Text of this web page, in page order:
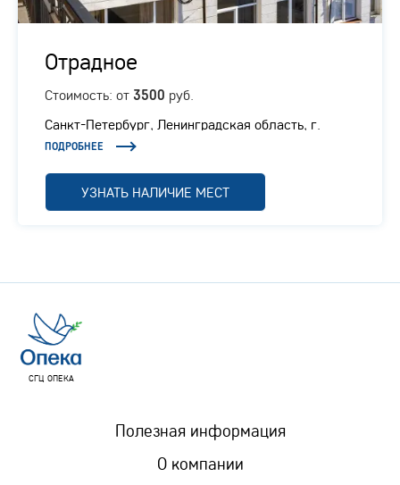
Отрадное
Стоимость: от 3500 руб.
Санкт-Петербург, Ленинградская область, г.
Отрадное, Ленинградское шоссе, 1/1
ПОДРОБНЕЕ
УЗНАТЬ НАЛИЧИЕ МЕСТ
СГЦ ОПЕКА
Полезная информация
О компании